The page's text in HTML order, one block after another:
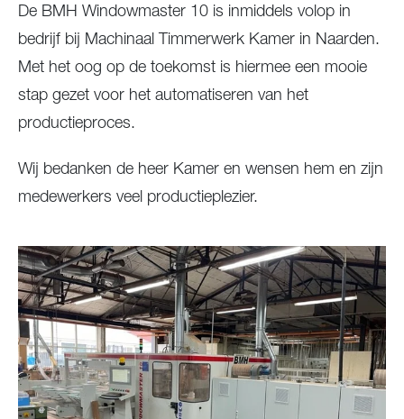
De BMH Windowmaster 10 is inmiddels volop in
bedrijf bij Machinaal Timmerwerk Kamer in Naarden.
Met het oog op de toekomst is hiermee een mooie
stap gezet voor het automatiseren van het
productieproces.
Wij bedanken de heer Kamer en wensen hem en zijn
medewerkers veel productieplezier.